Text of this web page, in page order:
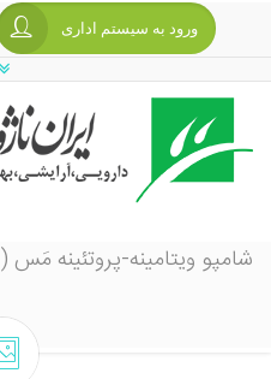
ورود به سیستم اداری
شامپو ویتامینه-پروتئینه مَس (400 گرمی)